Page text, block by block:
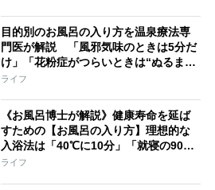
目的別のお風呂の入り方を温泉療法専
門医が解説 「風邪気味のときは5分だ
け」「花粉症がつらいときは“ぬるま
湯”にゆっくり」時間がないときの効果
ライフ
《お風呂博士が解説》健康寿命を延ば
すための【お風呂の入り方】理想的な
入浴法は「40℃に10分」「就寝の90分
前に」「入浴後はコップ1～2杯の水
ライフ